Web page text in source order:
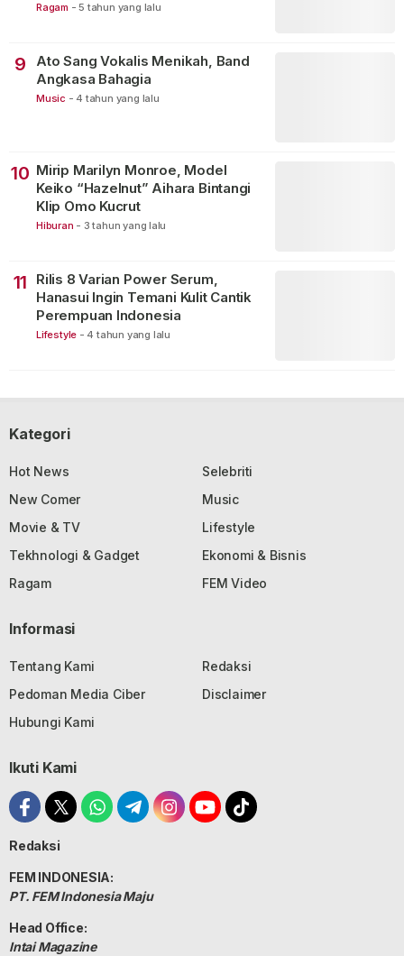
Ragam - 5 tahun yang lalu
9
Ato Sang Vokalis Menikah, Band
Angkasa Bahagia
Music - 4 tahun yang lalu
10 Mirip Marilyn Monroe, Model
Keiko “Hazelnut” Aihara Bintangi
Klip Omo Kucrut
Hiburan - 3 tahun yang lalu
11
Rilis 8 Varian Power Serum,
Hanasui Ingin Temani Kulit Cantik
Perempuan Indonesia
Lifestyle - 4 tahun yang lalu
Kategori
Hot News
Selebriti
New Comer
Music
Movie & TV
Lifestyle
Tekhnologi & Gadget
Ekonomi & Bisnis
Ragam
FEM Video
Informasi
Tentang Kami
Redaksi
Pedoman Media Ciber
Disclaimer
Hubungi Kami
Ikuti Kami
Redaksi
FEM INDONESIA:
PT. FEM Indonesia Maju
Head Office:
Intai Magazine